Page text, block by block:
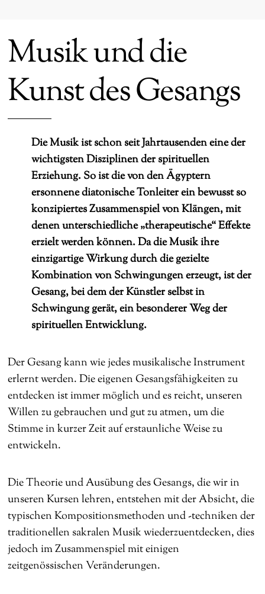
Musik und die
Kunst des Gesangs
Die Musik ist schon seit Jahrtausenden eine der
wichtigsten Disziplinen der spirituellen
Erziehung. So ist die von den Ägyptern
ersonnene diatonische Tonleiter ein bewusst so
konzipiertes Zusammenspiel von Klängen, mit
denen unterschiedliche „therapeutische“ Effekte
erzielt werden können. Da die Musik ihre
einzigartige Wirkung durch die gezielte
Kombination von Schwingungen erzeugt, ist der
Gesang, bei dem der Künstler selbst in
Schwingung gerät, ein besonderer Weg der
spirituellen Entwicklung.
Der Gesang kann wie jedes musikalische Instrument
erlernt werden. Die eigenen Gesangsfähigkeiten zu
entdecken ist immer möglich und es reicht, unseren
Willen zu gebrauchen und gut zu atmen, um die
Stimme in kurzer Zeit auf erstaunliche Weise zu
entwickeln.
Die Theorie und Ausübung des Gesangs, die wir in
unseren Kursen lehren, entstehen mit der Absicht, die
typischen Kompositionsmethoden und -techniken der
traditionellen sakralen Musik wiederzuentdecken, dies
jedoch im Zusammenspiel mit einigen
zeitgenössischen Veränderungen.